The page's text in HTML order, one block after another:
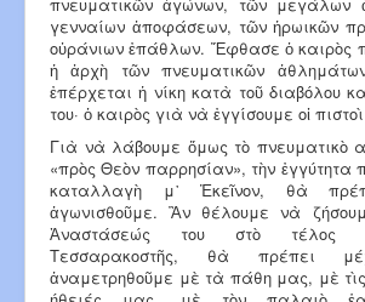
πνευματικῶν ἀγώνων, τῶν μεγάλων
γενναίων ἀποφάσεων, τῶν ἡρωικῶν
οὐράνιων ἐπάθλων. Ἔφθασε ὁ καιρὸς
ἡ ἀρχὴ τῶν πνευματικῶν
ἐπέρχεται ἡ νίκη κατὰ τοῦ διαβόλου
του· ὁ καιρὸς γιὰ νὰ ἐγγίσουμε οἱ
Γιὰ νὰ λάβουμε ὅμως τὸ πνευματικὸ
«πρὸς Θεὸν παρρησίαν», τὴν ἐγγύτητα
καταλλαγὴ μ᾿ Ἐκεῖνον, θὰ
ἀγωνισθοῦμε. Ἂν θέλουμε νὰ
Ἀναστάσεώς του στὸ τέλος
Τεσσαρακοστῆς, θὰ πρέπει
ἀναμετρηθοῦμε μὲ τὰ πάθη μας, μὲ